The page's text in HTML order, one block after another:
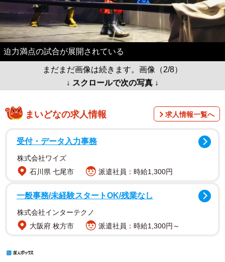
迫力満点の試合が展開されている
まだまだ画像は続きます。画像（2/8）
↓ スクロールで次の写真 ↓
まいどなの求人情報 求人情報一覧へ
受付・データ入力事務
株式会社ワイズ
石川県 七尾市
派遣社員：時給1,300円
一般事務/未経験スタートOK/残業なし
株式会社インターテクノ
大阪府 枚方市
派遣社員：時給1,300円～